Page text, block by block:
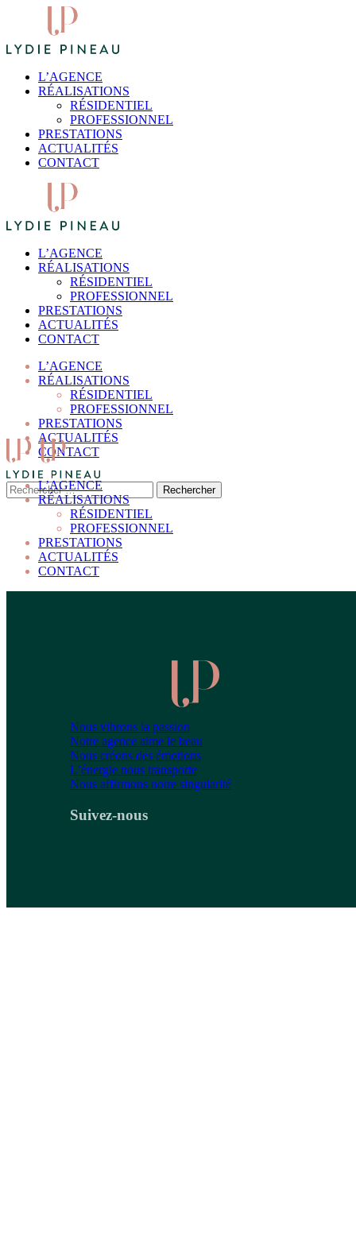
L’AGENCE
RÉALISATIONS
RÉSIDENTIEL
PROFESSIONNEL
PRESTATIONS
ACTUALITÉS
CONTACT
L’AGENCE
RÉALISATIONS
RÉSIDENTIEL
PROFESSIONNEL
PRESTATIONS
ACTUALITÉS
CONTACT
L’AGENCE
RÉALISATIONS
RÉSIDENTIEL
PROFESSIONNEL
PRESTATIONS
ACTUALITÉS
CONTACT
L’AGENCE
RÉALISATIONS
RÉSIDENTIEL
PROFESSIONNEL
PRESTATIONS
ACTUALITÉS
CONTACT
Nous vibrons la passion
Notre agence aime le beau
Nous créons des émotions
L’énergie nous transporte
Nous affirmons notre singularité
Suivez-nous